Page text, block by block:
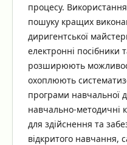
процесу.
пошуку кращих
диригентської
електронні посібники
розширюють
охоплюють
програми навчальної
навчально-методичні
для здійснення та
відкритого навчання,